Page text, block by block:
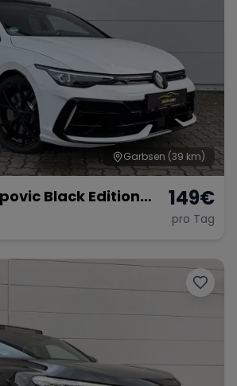
Garbsen (39 km)
Black Edition
149€
pro Tag